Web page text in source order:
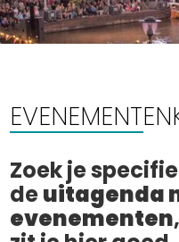
Uitgelicht
Praktische informatie
Eten, drinken & uitgaan
Watersport
Overnachten
Zoek je
deuitagenda
evenementen